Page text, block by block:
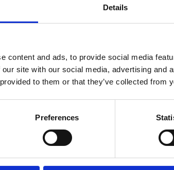
Details
content and ads, to provide social media
site with our social media, advertising and
to them or that they’ve collected from
Preferences
of your bike up to two inches. Kit
and lowering components.